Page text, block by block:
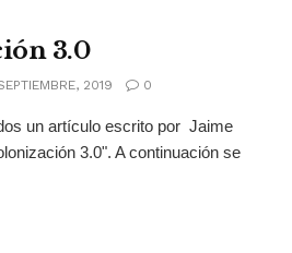
3.0
2019 0
un artículo escrito por Jaime
3.0". A continuación se